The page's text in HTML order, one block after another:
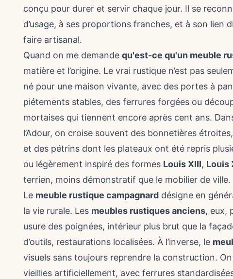
conçu pour durer et servir chaque jour. Il se
d’usage, à ses proportions franches, et à son lien
faire artisanal.
Quand on me demande qu'est-ce qu'un meuble
matière et l’origine. Le vrai rustique n’est pas
né pour une maison vivante, avec des portes à
piétements stables, des ferrures forgées ou
mortaises qui tiennent encore après cent ans.
l’Adour, on croise souvent des bonnetières
et des pétrins dont les plateaux ont été repris
ou légèrement inspiré des formes Louis XIII, Louis
terrien, moins démonstratif que le mobilier de ville.
Le meuble rustique campagnard désigne en
la vie rurale. Les meubles rustiques anciens, eux,
usure des poignées, intérieur plus brut que la
d’outils, restaurations localisées. À l’inverse, le
visuels sans toujours reprendre la construction.
vieillies artificiellement, avec ferrures